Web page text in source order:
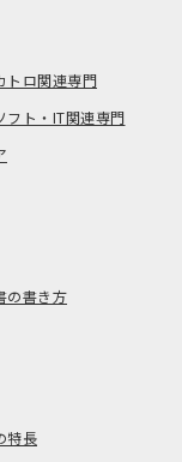
トロ関連専門
フト・IT関連専門
の書き方
特長